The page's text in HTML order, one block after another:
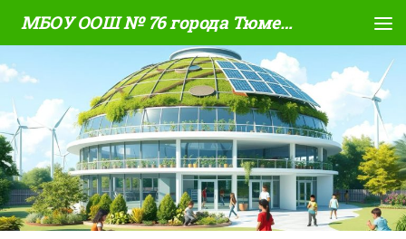
Skip to content МБОУ ООШ № 76 города Тюмени